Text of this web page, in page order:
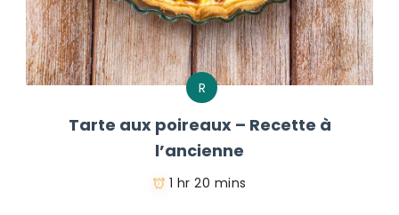
R
Tarte aux poireaux – Recette à
l’ancienne
1 hr 20 mins